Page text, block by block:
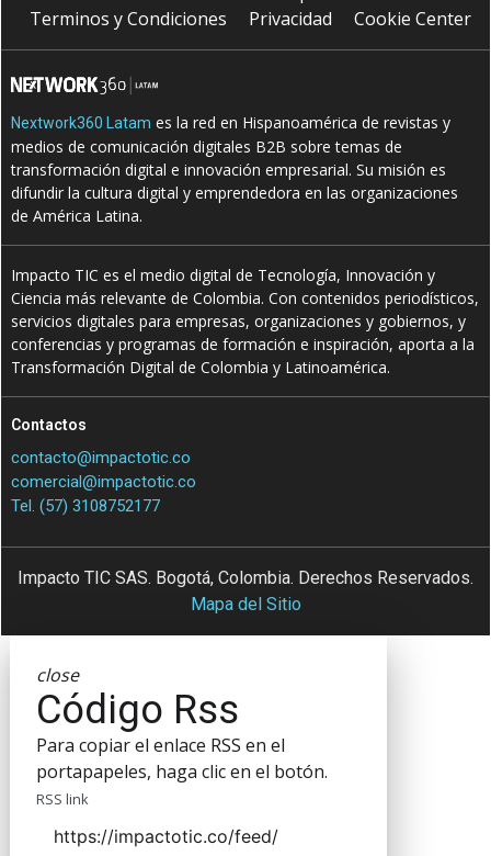
Terminos y Condiciones
Privacidad Cookie Center
Nextwork360 Latam es la red en Hispanoamérica de revistas y
medios de comunicación digitales B2B sobre temas de
transformación digital e innovación empresarial. Su misión es
difundir la cultura digital y emprendedora en las organizaciones
de América Latina.
Impacto TIC es el medio digital de Tecnología, Innovación y
Ciencia más relevante de Colombia. Con contenidos periodísticos,
servicios digitales para empresas, organizaciones y gobiernos, y
conferencias y programas de formación e inspiración, aporta a la
Transformación Digital de Colombia y Latinoamérica.
Contactos
contacto@impactotic.co
comercial@impactotic.co
Tel. (57) 3108752177
Impacto TIC SAS. Bogotá, Colombia. Derechos Reservados.
Mapa del Sitio
close
Código Rss
Para copiar el enlace RSS en el
portapapeles, haga clic en el botón.
RSS link